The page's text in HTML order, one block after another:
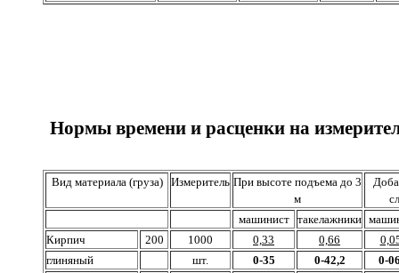
Нормы времени и расценки на
Вид материала (груза) Измеритель При высоте подъема до 3
м
машинист
такелажники
Кирпич
200 1000 0,33 0,66
глиняный
шт. 0-35 0-42,2
0-